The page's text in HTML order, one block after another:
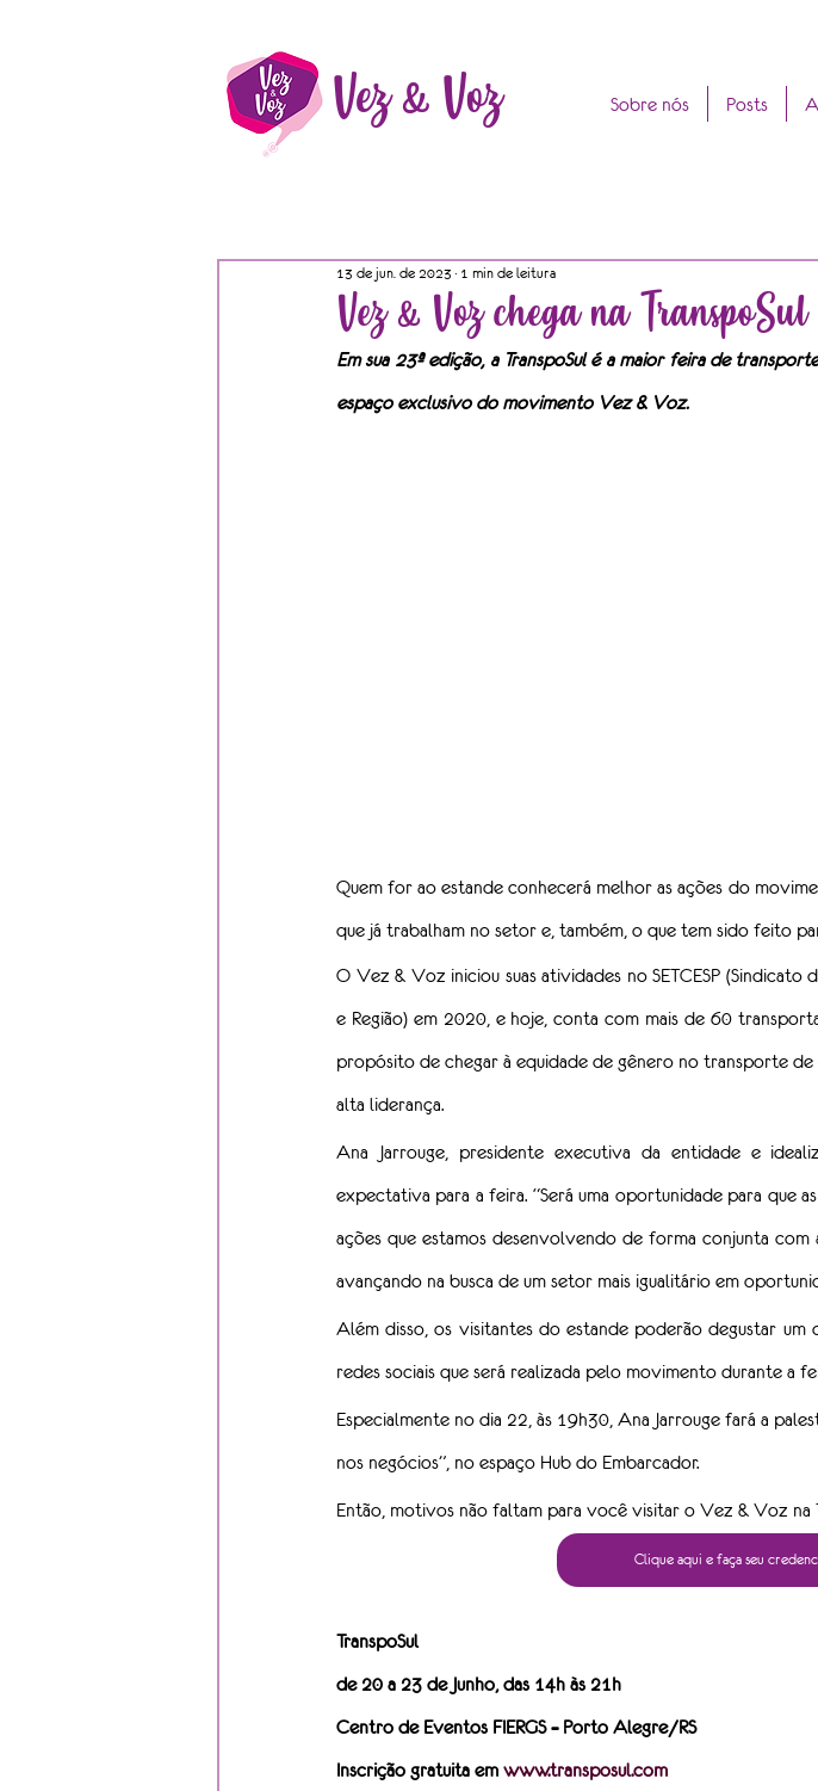
Vez & Voz Sobre nós Posts
Vez & Voz chega na TranspoSul
13 de jun. de 2023 1 min de leitura
Em sua 23ª edição, a TranspoSul é a maior feira de
espaço exclusivo do movimento Vez & Voz.
Quem for ao estande conhecerá melhor as ações do
que já trabalham no setor e, também, o que tem sido feito
O Vez & Voz iniciou suas atividades no SETCESP (Sindicato
e Região) em 2020, e hoje, conta com mais de 60
propósito de chegar à equidade de gênero no transporte
alta liderança.
Ana Jarrouge, presidente executiva da entidade e
expectativa para a feira. “Será uma oportunidade para que
ações que estamos desenvolvendo de forma conjunta
avançando na busca de um setor mais igualitário em
Além disso, os visitantes do estande poderão degustar
redes sociais que será realizada pelo movimento durante a
Especialmente no dia 22, às 19h30, Ana Jarrouge fará a
nos negócios”, no espaço Hub do Embarcador.
Então, motivos não faltam para você visitar o Vez & Voz na
Clique aqui e faça seu
TranspoSul
de 20 a 23 de Junho, das 14h às 21h
Centro de Eventos FIERGS – Porto Alegre/RS
Inscrição gratuita em www.transposul.com